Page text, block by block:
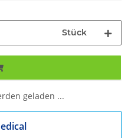
Stück
geladen ...